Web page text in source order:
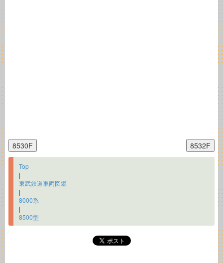
Top
|
東武鉄道車両図鑑
|
8000系
|
8500型